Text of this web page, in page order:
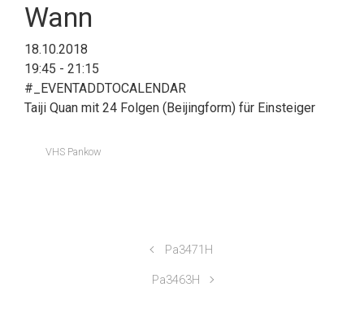
Wann
18.10.2018
19:45 - 21:15
#_EVENTADDTOCALENDAR
Taiji Quan mit 24 Folgen (Beijingform) für Einsteiger
VHS Pankow
Pa3471H
Pa3463H